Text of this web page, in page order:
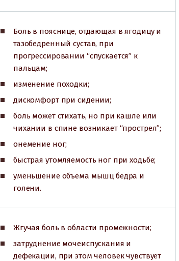
Боль в пояснице, отдающая в ягодицу и
тазобедренный сустав, при
прогрессировании “спускается” к
пальцам;
изменение походки;
дискомфорт при сидении;
боль может стихать, но при кашле или
чихании в спине возникает “прострел”;
онемение ног;
быстрая утомляемость ног при ходьбе;
уменьшение объема мышц бедра и
голени.
Жгучая боль в области промежности;
затруднение мочеиспускания и
дефекации, при этом человек чувствует